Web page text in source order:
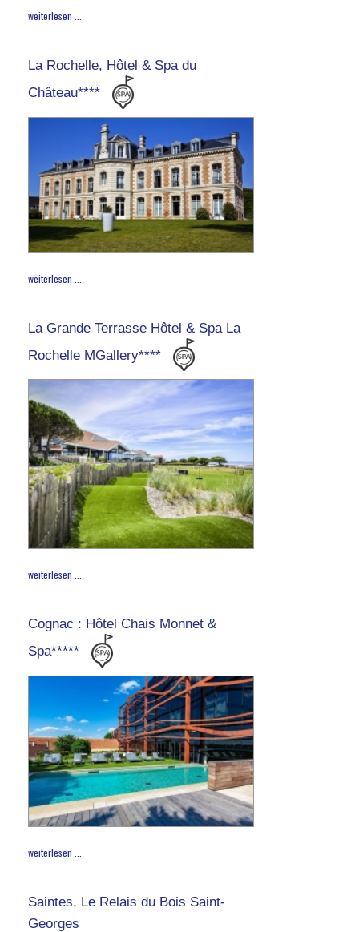
weiterlesen ...
La Rochelle, Hôtel & Spa du
Château****
weiterlesen ...
La Grande Terrasse Hôtel & Spa La
Rochelle MGallery****
weiterlesen ...
Cognac : Hôtel Chais Monnet &
Spa*****
weiterlesen ...
Saintes, Le Relais du Bois Saint-
Georges